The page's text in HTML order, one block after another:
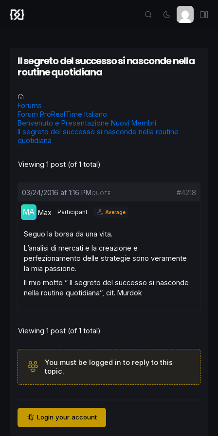
Il segreto del successo si nasconde nella
routine quotidiana
Forums
Forum ProRealTime Italiano
Benvenuto e Presentazione Nuovi Membri
Il segreto del successo si nasconde nella routine
quotidiana
Viewing 1 post (of 1 total)
03/24/2016 at 1:16 PM #4218
QUOTE
Max Participant Average
Seguo la borsa da una vita.
L’analisi di mercati e la creazione e
perfezionamento delle strategie sono veramente
la mia passione.
Il mio motto ” Il segreto del successo si nasconde
nella routine quotidiana”, cit. Murdok
Viewing 1 post (of 1 total)
You must be logged in to reply to this
topic.
Login your account